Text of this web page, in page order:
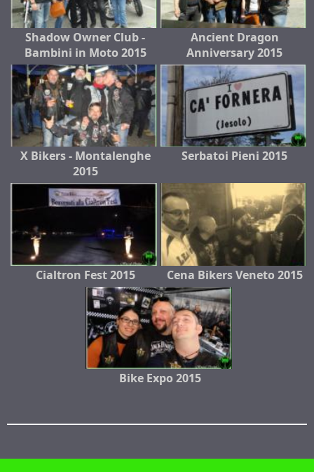
Shadow Owner Club -
Bambini in Moto 2015
Ancient Dragon
Anniversary 2015
X Bikers - Montalenghe
2015
Serbatoi Pieni 2015
Cialtron Fest 2015 Cena Bikers Veneto 2015
Bike Expo 2015